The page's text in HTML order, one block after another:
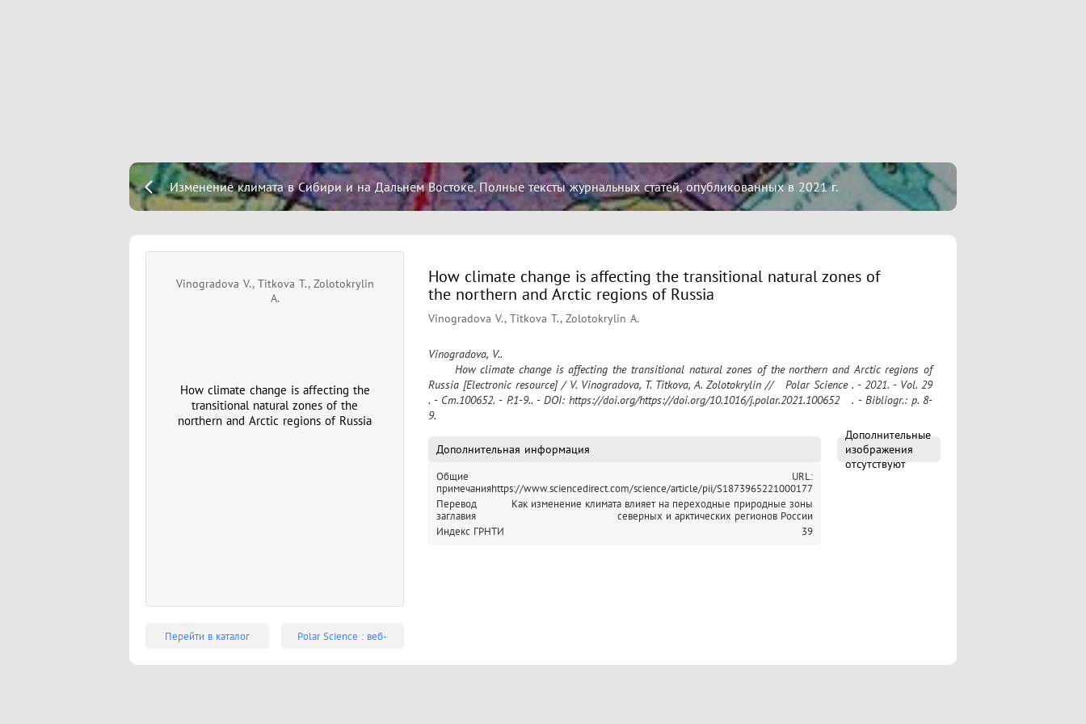
Изменение климата в Сибири и на Дальнем Востоке. Полные тексты журнальных статей, опубликованных в 2021 г.
Vinogradova V., Titkova T., Zolotokrylin
A.
How climate change is affecting the
transitional natural zones of the
northern and Arctic regions of Russia
Перейти в каталог Polar Science : веб-
How climate change is affecting the transitional natural zones of
the northern and Arctic regions of Russia
Vinogradova V., Titkova T., Zolotokrylin A.
Vinogradova, V..
Russia [Electronic resource] / V. Vinogradova, T. Titkova, A. Zolotokrylin //   Polar Science . - 2021. - Vol. 29
. - Ст.100652. - P.1-9.. - DOI: https://doi.org/https://doi.org/10.1016/j.polar.2021.100652   . - Bibliogr.: p. 8-
9.
Дополнительная информация
Общие
примечания
URL:
https://www.sciencedirect.com/science/article/pii/S1873965221000177
Перевод
заглавия
Как изменение климата влияет на переходные природные зоны
северных и арктических регионов России
Индекс ГРНТИ
39
Дополнительные
изображения
отсутствуют